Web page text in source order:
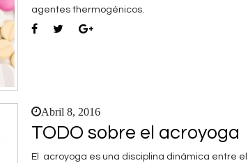
agentes thermogénicos.
Abril 8, 2016
TODO sobre el acroyoga
El acroyoga es una disciplina dinámica entre el